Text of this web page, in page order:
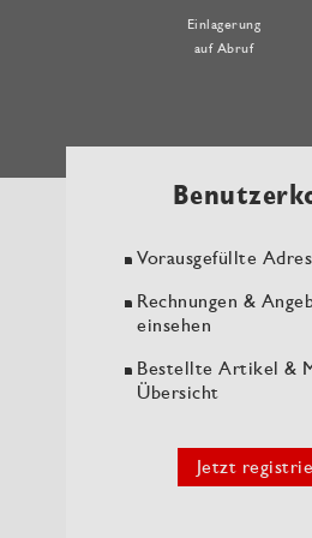
Einlagerung
auf Abruf
Vorausgefüllte
Rechnungen &
einsehen
Bestellte Artikel &
Übersicht
Jetzt